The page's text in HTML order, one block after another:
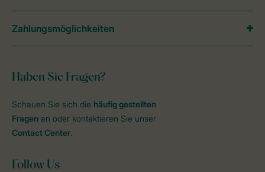
Haben Sie Fragen?
Schauen Sie sich die häufig gestellten
Fragen an oder kontaktieren Sie unser
Contact Center.
Follow Us
Zahlungsmöglichkeiten